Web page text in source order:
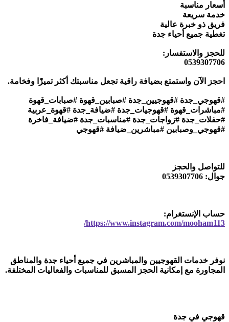
أسعار مناسبة
خدمة سريعة
فريق ذو خبرة عالية
تغطية جميع أحياء جدة
للحجز والاستفسار:
0539307706
احجز الآن واستمتع بضيافة راقية تجعل مناسبتك أكثر تميزًا وفخامة.
#قهوجي_جدة #قهوجيين_جدة #صبابين_قهوة #صبابات_قهوة
#مباشرات_قهوة #قهوجيات_جدة #ضيافة_جدة #قهوة_عربية
#حفلات_جدة #زواجات_جدة #مناسبات_جدة #ضيافة_فاخرة
#قهوجي_وصبابين #مباشرين_ضيافة #قهوجي
للتواصل والحجز
جوال: 0539307706
حساب الإنستغرام:
https://www.instagram.com/mooham113/
نوفر خدمات القهوجيين والمباشرين في جميع أحياء جدة والمناطق
المجاورة مع إمكانية الحجز المسبق للمناسبات والفعاليات المختلفة.
قهوجي في جدة